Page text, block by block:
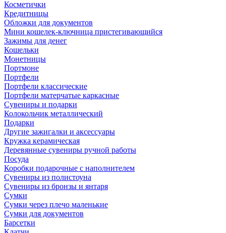
Косметички
Кредитницы
Обложки для документов
Мини кошелек-ключница пристегивающийся
Зажимы для денег
Кошельки
Монетницы
Портмоне
Портфели
Портфели классические
Портфели матерчатые каркасные
Сувениры и подарки
Колокольчик металлический
Подарки
Другие зажигалки и аксессуары
Кружка керамическая
Деревянные сувениры ручной работы
Посуда
Коробки подарочные с наполнителем
Сувениры из полистоуна
Сувениры из бронзы и янтаря
Сумки
Сумки через плечо маленькие
Сумки для документов
Барсетки